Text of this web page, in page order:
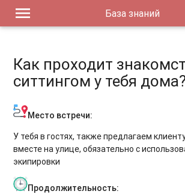
menu База знаний
Как проходит
ситтингом у тебя
Место встречи:
У тебя в гостях, также предлагаем
вместе на улице, обязательно с
экипировки​​
Продолжительность: